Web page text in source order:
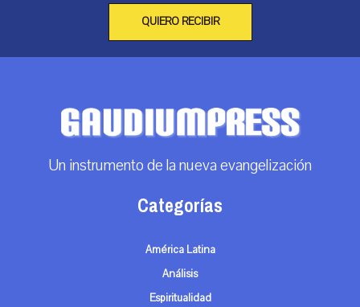
QUIERO RECIBIR
Un instrumento de la nueva evangelización
Categorías
América Latina
Análisis
Espiritualidad